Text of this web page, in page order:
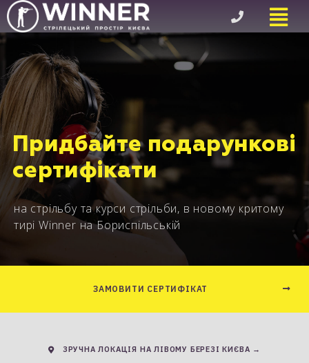
Придбайте подарункові
сертифікати
на стрільбу та курси стрільби, в новому критому
тирі Winner на Бориспільській
ЗАМОВИТИ СЕРТИФІКАТ
ЗРУЧНА ЛОКАЦІЯ НА ЛІВОМУ БЕРЕЗІ КИЄВА →